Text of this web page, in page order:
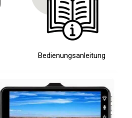
Bedienungsanleitung